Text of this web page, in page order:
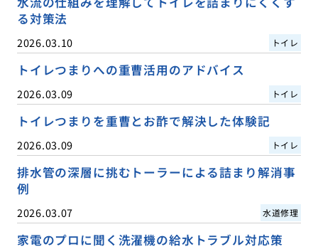
る対策法
2026.03.10 トイレ
トイレつまりへの重曹活用のアドバイス
2026.03.09 トイレ
トイレつまりを重曹とお酢で解決した体験記
2026.03.09 トイレ
排水管の深層に挑むトーラーによる詰まり解消事
例
2026.03.07 水道修理
家電のプロに聞く洗濯機の給水トラブル対応策